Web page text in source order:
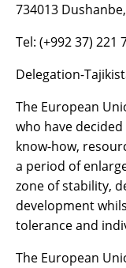
734013
Tel: (+992 37) 221
Delegation-
The European
who have
know-how,
a period of
zone of stability,
development
tolerance and
The European